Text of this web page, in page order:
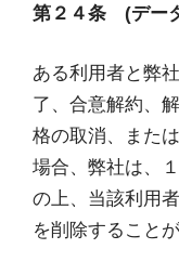
第２４条 (デー
ある利用者と弊
了、合意解約、
格の取消、また
場合、弊社は、
の上、当該利用
を削除すること